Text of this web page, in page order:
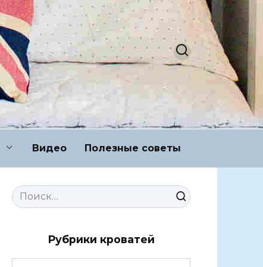
Видео Полезные советы
Search
for:
Рубрики кроватей